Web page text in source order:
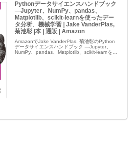
Pythonデータサイエンスハンドブック
―Jupyter、NumPy、pandas、
Matplotlib、scikit-learnを使ったデー
タ分析、機械学習 | Jake VanderPlas,
菊池彰 |本 | 通販 | Amazon
AmazonでJake VanderPlas, 菊池彰のPython
データサイエンスハンドブック ―Jupyter、
NumPy、pandas、Matplotlib、scikit-learnを使